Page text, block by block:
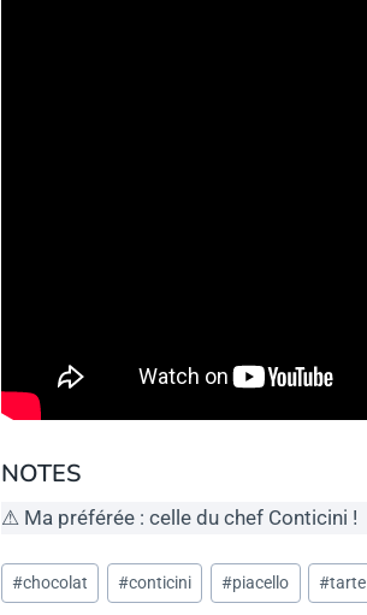
NOTES
⚠ Ma préférée : celle du chef Conticini !
Étiquettes
de
#chocolat #conticini #piacello #tarte